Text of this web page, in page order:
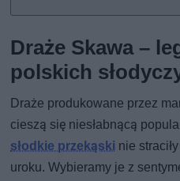
Draże Skawa –
polskich
Draże produkowane przez
cieszą się niesłabnącą
słodkie przekąski nie
uroku. Wybieramy je z